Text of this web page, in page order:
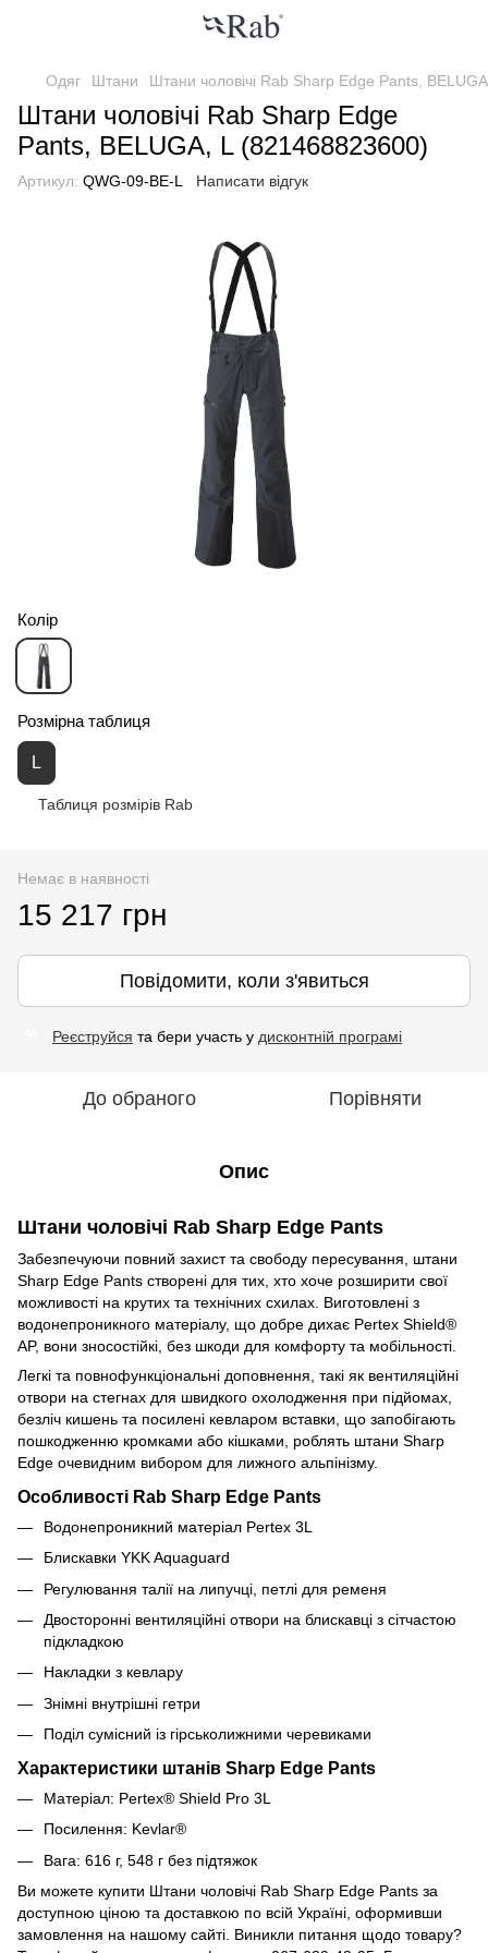
Одяг Штани Штани чоловічі Rab Sharp Edge Pants,
Штани чоловічі Rab Sharp Edge
Pants, BELUGA, L (821468823600)
Артикул: QWG-09-BE-L Написати відгук
Колір
Розмірна таблиця
L
Таблиця розмірів Rab
Немає в наявності
15 217 грн
Повідомити, коли з'явиться
Реєструйся та бери участь у дисконтній програмі
До обраного Порівняти
Опис
Штани чоловічі Rab Sharp Edge Pants
Забезпечуючи повний захист та свободу пересування, штани
Sharp Edge Pants створені для тих, хто хоче розширити свої
можливості на крутих та технічних схилах. Виготовлені з
водонепроникного матеріалу, що добре дихає Pertex Shield®
AP, вони зносостійкі, без шкоди для комфорту та мобільності.
Легкі та повнофункціональні доповнення, такі як вентиляційні
отвори на стегнах для швидкого охолодження при підйомах,
безліч кишень та посилені кевларом вставки, що запобігають
пошкодженню кромками або кішками, роблять штани Sharp
Edge очевидним вибором для лижного альпінізму.
Особливості Rab Sharp Edge Pants
Водонепроникний матеріал Pertex 3L
Блискавки YKK Aquaguard
Регулювання талії на липучці, петлі для ременя
Двосторонні вентиляційні отвори на блискавці з сітчастою
підкладкою
Накладки з кевлару
Знімні внутрішні гетри
Поділ сумісний із гірськолижними черевиками
Характеристики штанів Sharp Edge Pants
Матеріал: Pertex® Shield Pro 3L
Посилення: Kevlar®
Вага: 616 г, 548 г без підтяжок
Ви можете купити Штани чоловічі Rab Sharp Edge Pants за
доступною ціною та доставкою по всій Україні, оформивши
замовлення на нашому сайті. Виникли питання щодо товару?